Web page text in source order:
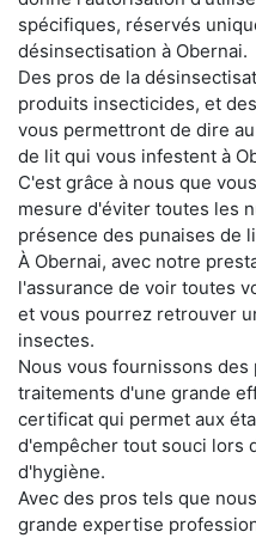
spécifiques, réservés
désinsectisation à Obernai.
Des pros de la
produits insecticides, et
vous permettront de dire
de lit qui vous infestent à
C'est grâce à nous que
mesure d'éviter toutes les
présence des punaises de
À Obernai, avec notre
l'assurance de voir toutes
et vous pourrez retrouver
insectes.
Nous vous fournissons des
traitements d'une grande
certificat qui permet aux
d'empêcher tout souci lors
d'hygiène.
Avec des pros tels que
grande expertise